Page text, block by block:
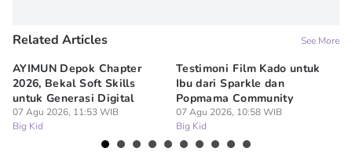
Related Articles See More
AYIMUN Depok Chapter
2026, Bekal Soft Skills
untuk Generasi Digital
07 Agu 2026, 11:53 WIB
Big Kid
Testimoni Film Kado untuk
Ibu dari Sparkle dan
Popmama Community
07 Agu 2026, 10:58 WIB
Big Kid